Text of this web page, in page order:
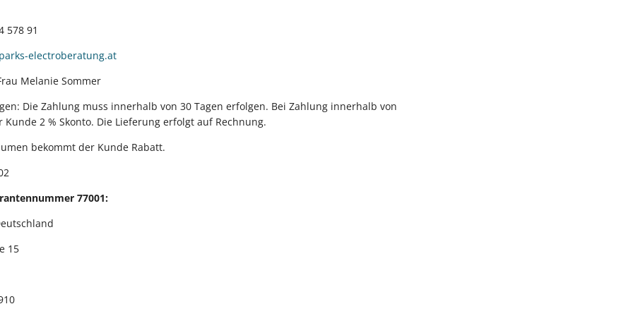
578 91
electroberatung.at
Melanie Sommer
Die Zahlung muss innerhalb von 30 Tagen erfolgen. Bei Zahlung innerhalb von
Kunde 2 % Skonto. Die Lieferung erfolgt auf Rechnung.
bekommt der Kunde Rabatt.
77001:
15